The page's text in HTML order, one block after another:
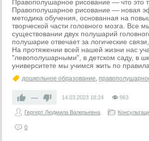
Правополушарное рисование — что это
Правополушарное рисование — новая
методика обучения, основанная на
творческой части головного мозга. Все
существовании двух полушарий
полушарие отвечает за логические
На протяжении всей нашей жизни нас
"левополушарными", в детском саду, в
университете мы учимся жить по
дошкольное образование,
— 14.03.2023 18:24 963
Гергерт Людмила Валерьевна
0